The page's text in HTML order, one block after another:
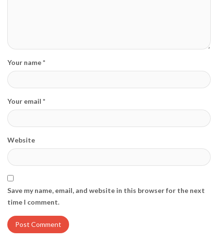
Your name *
Your email *
Website
Save my name, email, and website in this browser for the next
time I comment.